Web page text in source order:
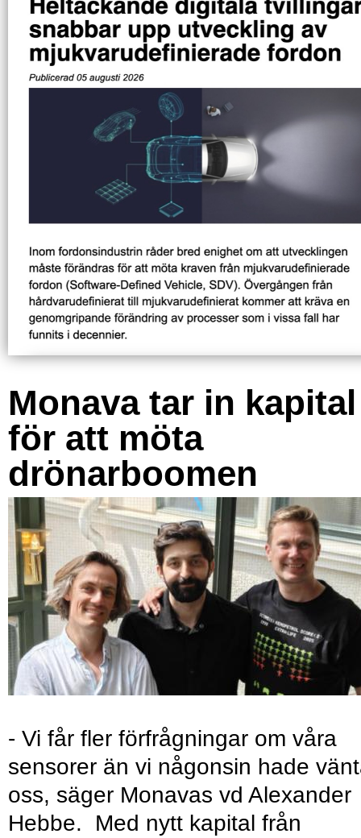
Monava tar in kapital
för att möta
drönarboomen
- Vi får fler förfrågningar om våra
sensorer än vi någonsin hade
oss, säger Monavas vd Alexander
Hebbe. Med nytt kapital från